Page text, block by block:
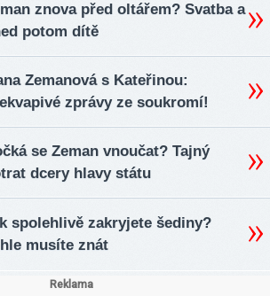
znova před oltářem? Svatba a
potom dítě
Zemanová s Kateřinou:
zprávy ze soukromí!
se Zeman vnoučat? Tajný
dcery hlavy státu
spolehlivě zakryjete šediny?
musíte znát